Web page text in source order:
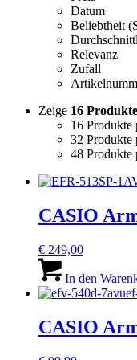
Datum
Beliebtheit
Relevanz
Zufall
Zeige 16
16 Produkte
32 Produkte
48 Produkte
CASIO
€ 249,00
In den
CASIO